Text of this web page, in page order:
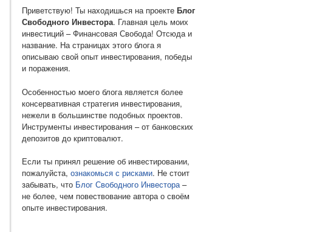
Приветствую! Ты находишься на проекте Блог
Свободного Инвестора. Главная цель моих
инвестиций – Финансовая Свобода! Отсюда и
название. На страницах этого блога я
описываю свой опыт инвестирования, победы
и поражения.
Особенностью моего блога является более
консервативная стратегия инвестирования,
нежели в большинстве подобных проектов.
Инструменты инвестирования – от банковских
депозитов до криптовалют.
Если ты принял решение об инвестировании,
пожалуйста, ознакомься с рисками. Не стоит
забывать, что Блог Свободного Инвестора–
не более, чем повествование автора о своём
опыте инвестирования.